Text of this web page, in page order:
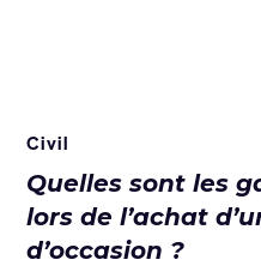
Civil
Quelles sont les
lors de l’achat
d’occasion ?